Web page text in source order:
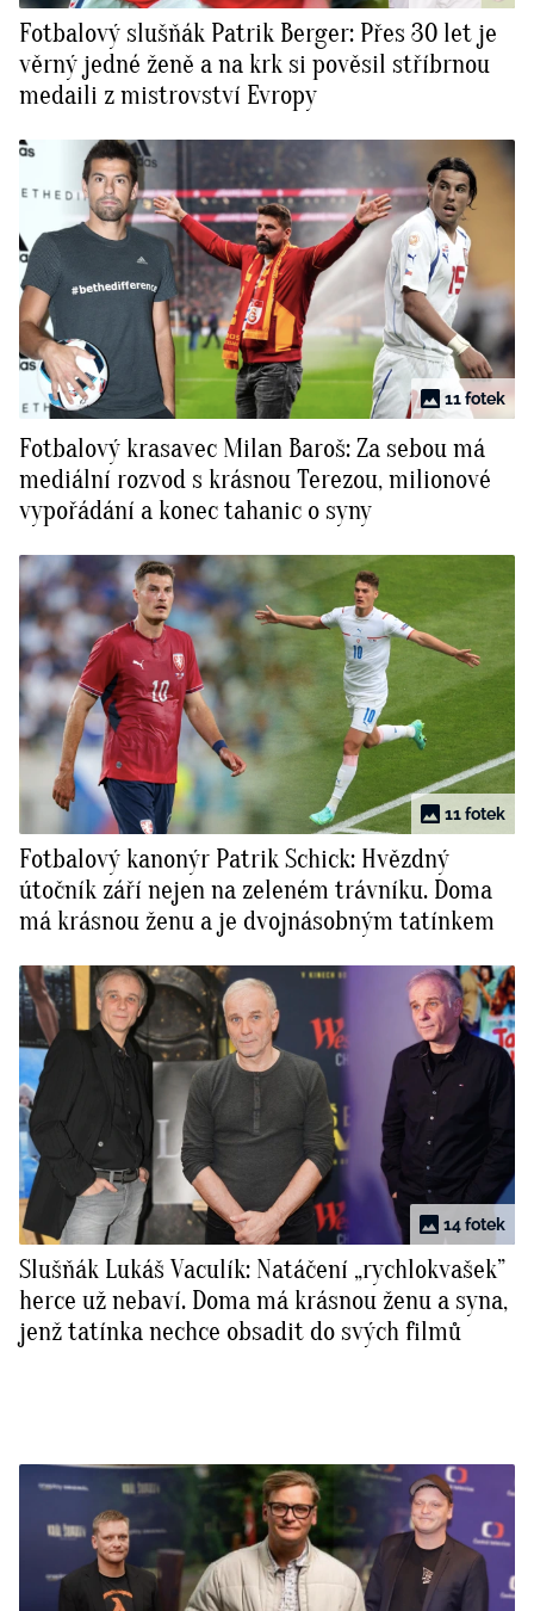
Fotbalový slušňák Patrik Berger: Přes 30 let je
věrný jedné ženě a na krk si pověsil stříbrnou
medaili z mistrovství Evropy
11 fotek
Fotbalový krasavec Milan Baroš: Za sebou má
mediální rozvod s krásnou Terezou, milionové
vypořádání a konec tahanic o syny
11 fotek
Fotbalový kanonýr Patrik Schick: Hvězdný
útočník září nejen na zeleném trávníku. Doma
má krásnou ženu a je dvojnásobným tatínkem
14 fotek
Slušňák Lukáš Vaculík: Natáčení „rychlokvašek”
herce už nebaví. Doma má krásnou ženu a syna,
jenž tatínka nechce obsadit do svých filmů